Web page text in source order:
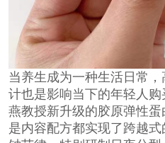
当养生成为一种生活日常
计也是影响当下的年轻人购
燕教授新升级的胶原弹性
是内容配方都实现了跨越